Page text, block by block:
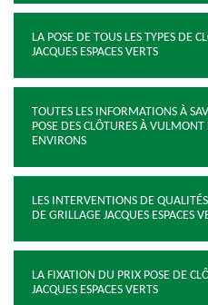
LA POSE DE TOUS LES TYPES DE
JACQUES ESPACES VERTS
TOUTES LES INFORMATIONS À
POSE DES CLÔTURES À
ENVIRONS
LES INTERVENTIONS DE
DE GRILLAGE JACQUES ESPACES
LA FIXATION DU PRIX POSE DE
JACQUES ESPACES VERTS